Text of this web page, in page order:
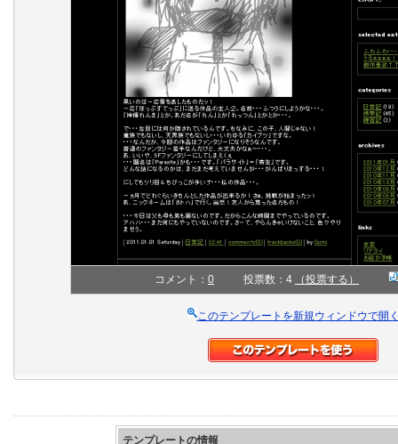
コメント： 0 投票数：4 （投票する）
このテンプレートを新規ウィンドウで開
テンプレートの情報